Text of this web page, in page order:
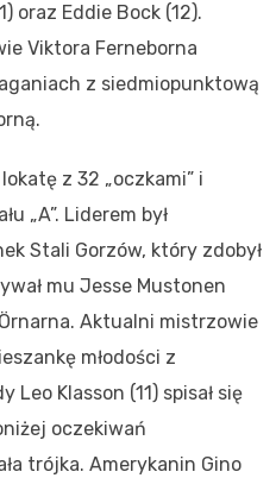
oraz Eddie Bock (12).
Viktora Ferneborna
z siedmiopunktową
z 32 „oczkami” i
„A”. Liderem był
Stali Gorzów, który zdobył
mu Jesse Mustonen
Aktualni mistrzowie
młodości z
Leo Klasson (11) spisał się
oczekiwań
trójka. Amerykanin Gino